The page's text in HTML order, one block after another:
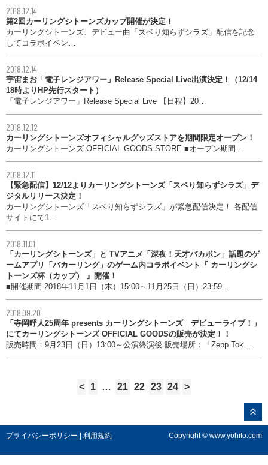
2018.12.14
第2回カーリングシトーンズカップ開催が決定！
カーリングシトーンズ、デビュー曲「スベり知らずシラズ」配信を記念
してコラボイベン…
2018.12.14
宇宙まお「電子レンジアワー」Release Special Live出演決定！（12/14
18時よりHP先行スタート）
「電子レンジアワー」Release Special Live 【日程】20…
2018.12.12
カーリングシトーンズオフィシャルグッズストアを期間限定オープン！
カーリングシトーンズ OFFICIAL GOODS STORE ■オープン期間…
2018.12.11
【緊急配信】12/12よりカーリングシトーンズ「スベり知らずシラズ」デ
ジタルリリース決定！
カーリングシトーンズ「スベり知らずシラズ」が緊急配信決定！ 各配信
サイトにて1…
2018.11.01
「カーリングシトーンズ」と TVアニメ「深夜！天才バカボン」話題のゲ
ームアプリ「バカーリング」のゲーム内コラボイベント『 カーリングシ
トーンズ杯（カップ） 』開催！
■開催期間 2018年11月1日（木）15:00～11月25日（日）23:59…
2018.09.20
「寺岡呼人25周年 presents カーリングシトーンズ デビューライブ！」
にてカーリングシトーンズ OFFICIAL GOODSの販売が決定！！
販売時間：9月23日（日）13:00～公演終演後 販売場所：「Zepp Tok…
< 1 … 21 22 23 24 >
プライバシーポリシー 利用規約 Copyright © www.yohito.com